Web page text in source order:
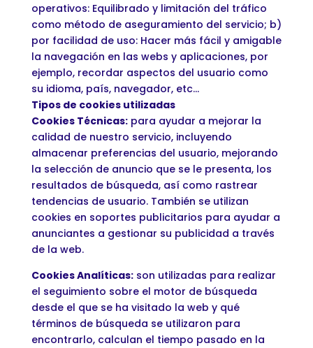
operativos: Equilibrado y limitación del tráfico
como método de aseguramiento del servicio; b)
por facilidad de uso: Hacer más fácil y amigable
la navegación en las webs y aplicaciones, por
ejemplo, recordar aspectos del usuario como
su idioma, país, navegador, etc…
Tipos de cookies utilizadas
Cookies Técnicas:para ayudar a mejorar la
calidad de nuestro servicio, incluyendo
almacenar preferencias del usuario, mejorando
la selección de anuncio que se le presenta, los
resultados de búsqueda, así como rastrear
tendencias de usuario. También se utilizan
cookies en soportes publicitarios para ayudar a
anunciantes a gestionar su publicidad a través
de la web.
Cookies Analíticas:son utilizadas para realizar
el seguimiento sobre el motor de búsqueda
desde el que se ha visitado la web y qué
términos de búsqueda se utilizaron para
encontrarlo, calculan el tiempo pasado en la